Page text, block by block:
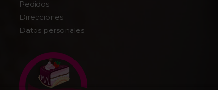
Pedidos
Direcciones
Datos personales